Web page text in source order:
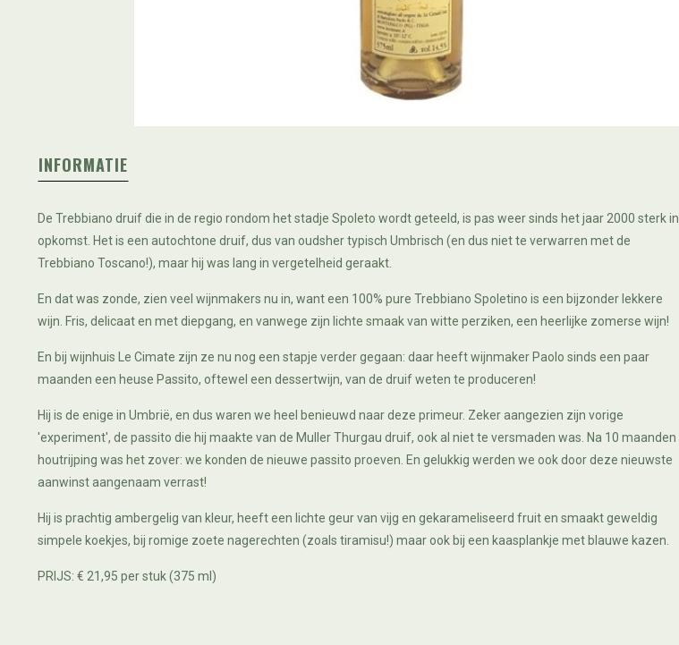
INFORMATIE
De Trebbiano druif die in de regio rondom het stadje Spoleto wordt geteeld, is pas weer sinds het jaar 2000 sterk in
opkomst. Het is een autochtone druif, dus van oudsher typisch Umbrisch (en dus niet te verwarren met de
Trebbiano Toscano!), maar hij was lang in vergetelheid geraakt.
En dat was zonde, zien veel wijnmakers nu in, want een 100% pure Trebbiano Spoletino is een bijzonder lekkere
wijn. Fris, delicaat en met diepgang, en vanwege zijn lichte smaak van witte perziken, een heerlijke zomerse wijn!
En bij wijnhuis Le Cimate zijn ze nu nog een stapje verder gegaan: daar heeft wijnmaker Paolo sinds een paar
maanden een heuse Passito, oftewel een dessertwijn, van de druif weten te produceren!
Hij is de enige in Umbrië, en dus waren we heel benieuwd naar deze primeur. Zeker aangezien zijn vorige
'experiment', de passito die hij maakte van de Muller Thurgau druif, ook al niet te versmaden was. Na 10 maanden
houtrijping was het zover: we konden de nieuwe passito proeven. En gelukkig werden we ook door deze nieuwste
aanwinst aangenaam verrast!
Hij is prachtig ambergelig van kleur, heeft een lichte geur van vijg en gekarameliseerd fruit en smaakt geweldig
simpele koekjes, bij romige zoete nagerechten (zoals tiramisu!) maar ook bij een kaasplankje met blauwe kazen.
PRIJS: € 21,95 per stuk (375 ml)